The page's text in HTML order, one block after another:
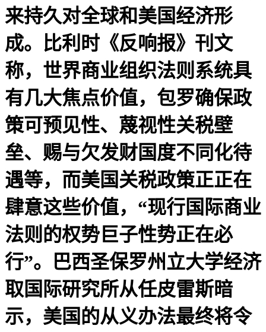
来持久对全球和美国经济形
成。比利时《反响报》刊文
称，世界商业组织法则系统具
有几大焦点价值，包罗确保政
策可预见性、蔑视性关税壁
垒、赐与欠发财国度不同化待
遇等，而美国关税政策正正在
肆意这些价值，“现行国际商业
法则的权势巨子性势正在必
行”。巴西圣保罗州立大学经济
取国际研究所从任皮雷斯暗
示，美国的从义办法最终将令